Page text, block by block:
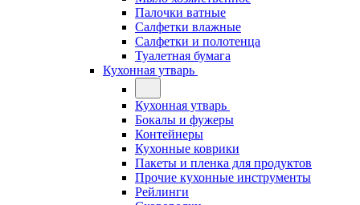
Палочки ватные
Салфетки влажные
Салфетки и полотенца
Туалетная бумага
Кухонная утварь
Кухонная утварь
Бокалы и фужеры
Контейнеры
Кухонные коврики
Пакеты и пленка для продуктов
Прочие кухонные инструменты
Рейлинги